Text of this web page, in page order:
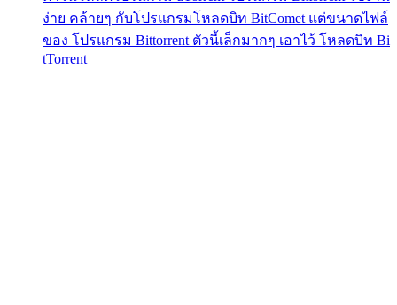
ง่าย คล้ายๆ กับโปรแกรมโหลดบิท BitComet แต่ขนาดไฟล์
ของ โปรแกรม Bittorrent ตัวนี้เล็กมากๆ เอาไว้ โหลดบิท Bi
tTorrent